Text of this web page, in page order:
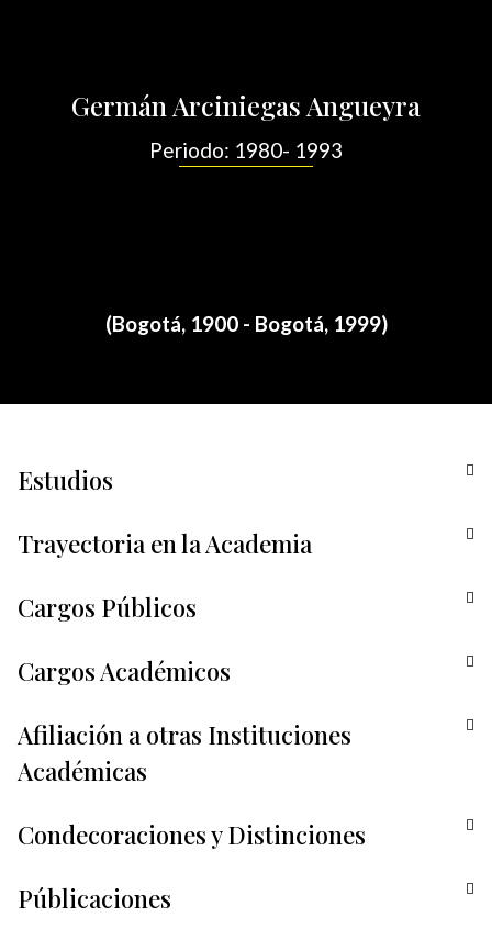
Germán Arciniegas Angueyra
Periodo: 1980- 1993
(Bogotá, 1900 - Bogotá, 1999)
Estudios
Trayectoria en la Academia
Cargos Públicos
Cargos Académicos
Afiliación a otras Instituciones
Académicas
Condecoraciones y Distinciones
Públicaciones